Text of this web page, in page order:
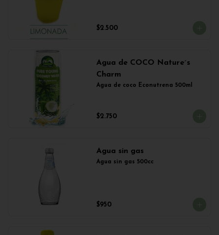
$2.500
Agua de COCO Nature´s
Charm
Agua de coco Econutrena 500ml
$2.750
Agua sin gas
Agua sin gas 500cc
$950